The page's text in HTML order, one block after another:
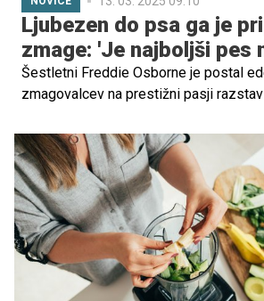
Ljubezen do psa ga je
zmage: 'Je najboljši pes
Šestletni Freddie Osborne je postal
zmagovalcev na prestižni pasji
osem let, sta premagala večletne
ponosno odnesla pokal.